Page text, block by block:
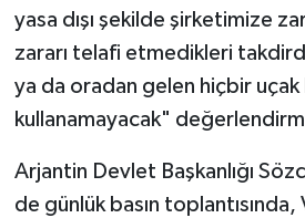
yasa dışı şekilde şirketimize
zararı telafi etmedikleri
ya da oradan gelen hiçbir uçak
kullanamayacak"
Arjantin Devlet Başkanlığı
de günlük basın toplantısında,